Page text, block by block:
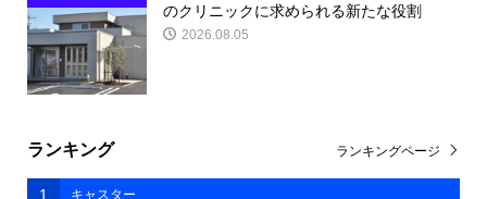
のクリニックに求められる新たな役割
2026.08.05
ランキング
1 キャスター
ランキングページ